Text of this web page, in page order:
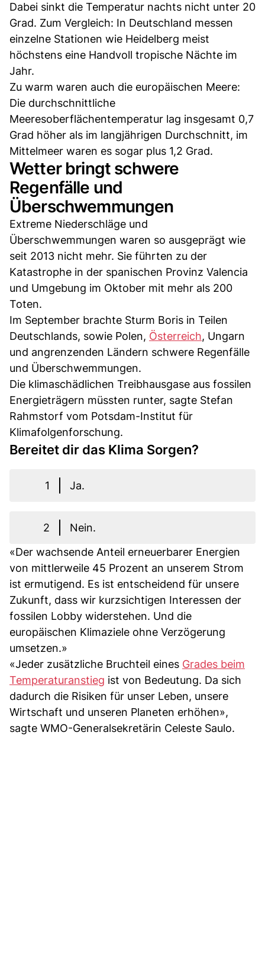
Dabei sinkt die Temperatur nachts nicht unter 20
Grad. Zum Vergleich: In Deutschland messen
einzelne Stationen wie Heidelberg meist
höchstens eine Handvoll tropische Nächte im
Jahr.
Zu warm waren auch die europäischen Meere:
Die durchschnittliche
Meeresoberflächentemperatur lag insgesamt 0,7
Grad höher als im langjährigen Durchschnitt, im
Mittelmeer waren es sogar plus 1,2 Grad.
Wetter bringt schwere
Regenfälle und
Überschwemmungen
Extreme Niederschläge und
Überschwemmungen waren so ausgeprägt wie
seit 2013 nicht mehr. Sie führten zu der
Katastrophe in der spanischen Provinz Valencia
und Umgebung im Oktober mit mehr als 200
Toten.
Im September brachte Sturm Boris in Teilen
Deutschlands, sowie Polen, Österreich, Ungarn
und angrenzenden Ländern schwere Regenfälle
und Überschwemmungen.
Die klimaschädlichen Treibhausgase aus fossilen
Energieträgern müssten runter, sagte Stefan
Rahmstorf vom Potsdam-Institut für
Klimafolgenforschung.
Bereitet dir das Klima Sorgen?
1 Ja.
2
Nein.
«Der wachsende Anteil erneuerbarer Energien
von mittlerweile 45 Prozent an unserem Strom
ist ermutigend. Es ist entscheidend für unsere
Zukunft, dass wir kurzsichtigen Interessen der
fossilen Lobby widerstehen. Und die
europäischen Klimaziele ohne Verzögerung
umsetzen.»
«Jeder zusätzliche Bruchteil eines Grades beim
Temperaturanstieg ist von Bedeutung. Da sich
dadurch die Risiken für unser Leben, unsere
Wirtschaft und unseren Planeten erhöhen»,
sagte WMO-Generalsekretärin Celeste Saulo.